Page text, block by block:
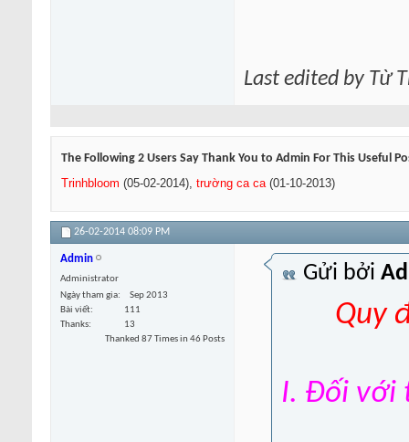
Last edited by Từ
The Following 2 Users Say Thank You to Admin For This Useful
Trinhbloom (05-02-2014), trường ca ca(01-10-2013)
26-02-2014 08:09 PM
Admin
Administrator
Ngày tham gia
Sep 2013
Bài viết
111
Thanks
13
Thanked 87 Times in 46 Posts
Gửi bởi
Quy
I. Đối với